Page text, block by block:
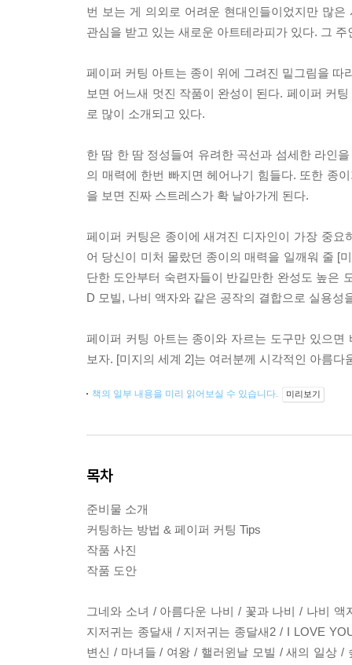
번 보는 게 의외로 어려운 현대인들이었지만 많
관심을 받고 있는 새로운 아트테라피가 있다. 그
페이퍼 커팅 아트는 종이 위에 그려진 밑그림을
보면 어느새 멋진 작품이 완성이 된다. 페이퍼 커
로 많이 소개되고 있다.
한 땀 한 땀 정성들여 유려한 곡선과 섬세한 라인
의 매력에 한번 빠지면 헤어나기 힘들다. 또한 종
을 보면 진짜 스트레스가 확 날아가게 된다.
페이퍼 커팅은 종이에 새겨진 디자인이 가장 중
어 당신이 미처 몰랐던 종이의 매력을 일깨워 줄 [
단한 도안부터 숙련자들이 반길만한 완성도 높은
D 모빌, 나비 액자와 같은 공작의 결합으로 실용성
페이퍼 커팅 아트는 종이와 자르는 도구만 있으
보자. [미지의 세계 2]는 여러분께 시각적인 아름
책의 일부 내용을 미리 읽어보실 수 있습니다. 미리보기
목차
준비물 소개
커팅하는 방법 & 페이퍼 커팅 Tips
작품 사진
작품 도안
그네와 소녀 / 아름다운 나비 / 꽃과 나비 / 나비
지저귀는 종달새 / 지저귀는 종달새2 / I LOVE
변신 / 마녀들 / 여왕 / 핼러윈날 모빌 / 새의 일상